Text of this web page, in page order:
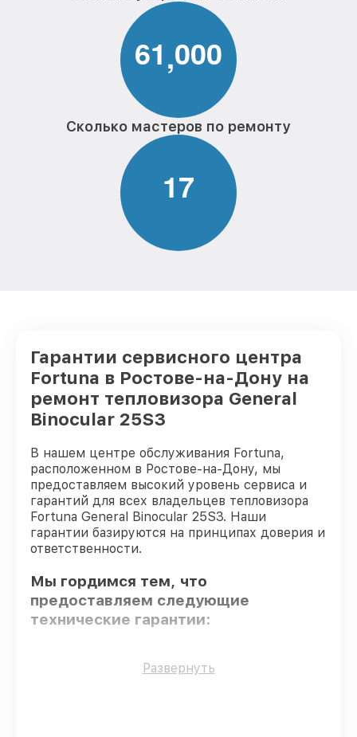
61,000
Сколько мастеров по ремонту
17
Гарантии сервисного центра
Fortuna в Ростове-на-Дону на
ремонт тепловизора General
Binocular 25S3
В нашем центре обслуживания Fortuna,
расположенном в Ростове-на-Дону, мы
предоставляем высокий уровень сервиса и
гарантий для всех владельцев тепловизора
Fortuna General Binocular 25S3. Наши
гарантии базируются на принципах доверия и
ответственности.
Мы гордимся тем, что
предоставляем следующие
технические гарантии:
Только фирменные комплектующие
Развернуть